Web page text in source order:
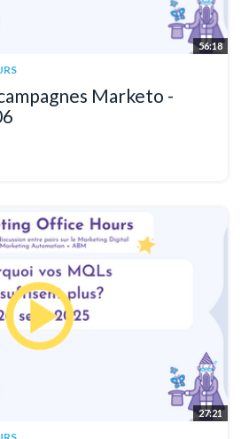
56:18
Marketo -
27:21